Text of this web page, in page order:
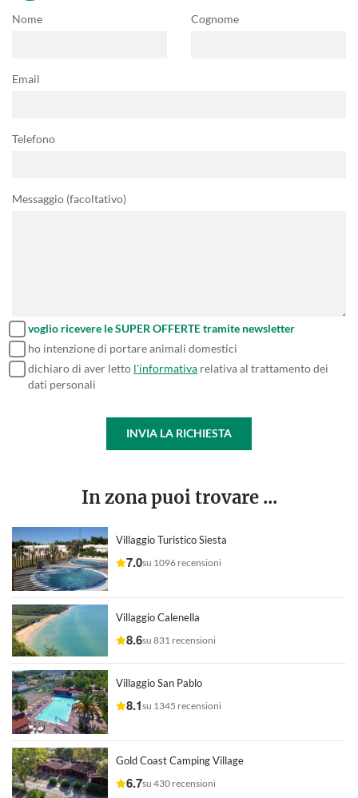
Nome Cognome
Email
Telefono
Messaggio (facoltativo)
voglio ricevere le SUPER OFFERTE tramite newsletter
ho intenzione di portare animali domestici
dichiaro di aver letto l'informativa relativa al trattamento dei
dati personali
INVIA LA RICHIESTA
In zona puoi trovare ...
Villaggio Turistico Siesta
7.0su 1096 recensioni
Villaggio Calenella
8.6su 831 recensioni
Villaggio San Pablo
8.1su 1345 recensioni
Gold Coast Camping Village
6.7su 430 recensioni